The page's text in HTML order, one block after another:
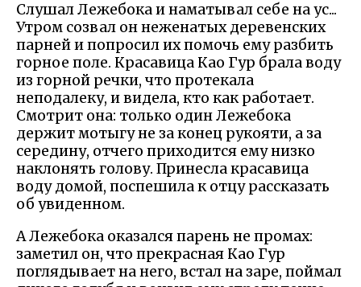
Слушал Лежебока и наматывал себе на ус...
Утром созвал он неженатых деревенских
парней и попросил их помочь ему разбить
горное поле. Красавица Као Гур брала воду
из горной речки, что протекала
неподалеку, и видела, кто как работает.
Смотрит она: только один Лежебока
держит мотыгу не за конец рукояти, а за
середину, отчего приходится ему низко
наклонять голову. Принесла красавица
воду домой, поспешила к отцу рассказать
об увиденном.
А Лежебока оказался парень не промах:
заметил он, что прекрасная Као Гур
поглядывает на него, встал на заре, поймал